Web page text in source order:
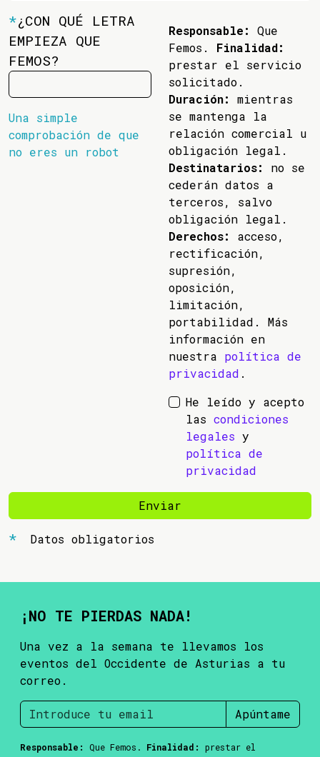
*¿CON QUÉ LETRA
EMPIEZA QUE
FEMOS?
Una simple
comprobación de que
no eres un robot
Responsable:
Que
Femos. Finalidad:
prestar el servicio
solicitado.
Duración:
mientras
se mantenga la
relación comercial u
obligación legal.
Destinatarios:
no se
cederán datos a
terceros, salvo
obligación legal.
Derechos:
acceso,
rectificación,
supresión,
oposición,
limitación,
portabilidad. Más
información en
nuestra política de
privacidad .
He leído y acepto
las condiciones
legales y
política de
privacidad
Enviar
Datos obligatorios
¡NO TE PIERDAS NADA!
Una vez a la semana te llevamos los
eventos del Occidente de Asturias a tu
correo.
Apúntame
Responsable: Que Femos. Finalidad:
prestar el